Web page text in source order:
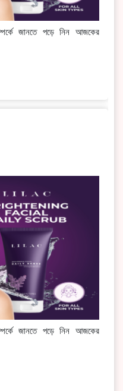
জানতে পড়ে নিন আজকের
জানতে পড়ে নিন আজকের